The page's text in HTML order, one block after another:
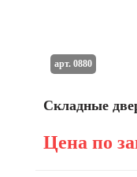
Складные
Цена по
арт. 0880